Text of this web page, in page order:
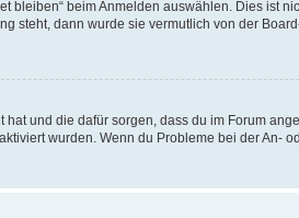
bleiben“ beim Anmelden auswählen. Dies ist
steht, dann wurde sie vermutlich von der
hat und die dafür sorgen, dass du im Forum
wurden. Wenn du Probleme bei der An-